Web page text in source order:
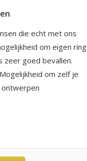
die echt met ons
om eigen ring
zeer goed bevallen.
om zelf je